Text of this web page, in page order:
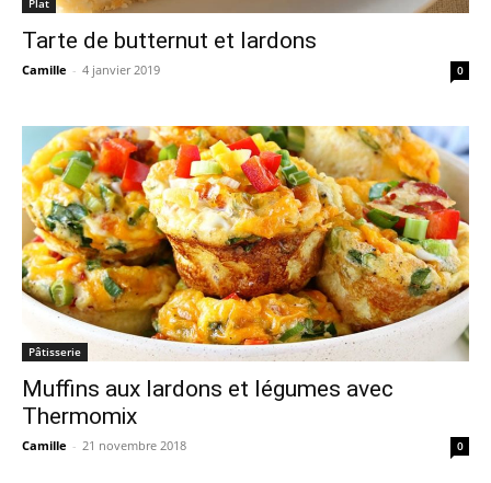
Plat
Tarte de butternut et lardons
Camille - 4 janvier 2019 0
Pâtisserie
Muffins aux lardons et légumes avec
Thermomix
Camille - 21 novembre 2018 0